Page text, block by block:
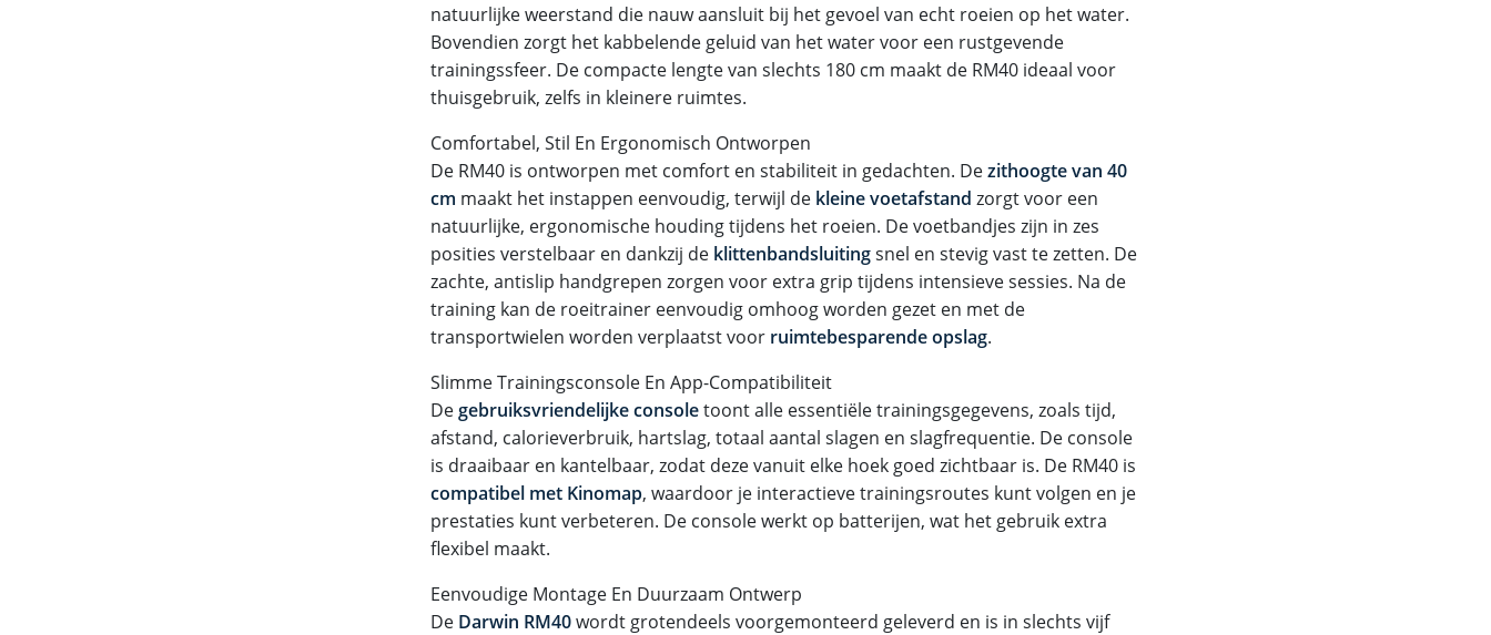
natuurlijke weerstand die nauw aansluit bij het gevoel van echt roeien op het water.
Bovendien zorgt het kabbelende geluid van het water voor een rustgevende
trainingssfeer. De compacte lengte van slechts 180 cm maakt de RM40 ideaal voor
thuisgebruik, zelfs in kleinere ruimtes.
Comfortabel, Stil En Ergonomisch Ontworpen
De RM40 is ontworpen met comfort en stabiliteit in gedachten. Dezithoogte van 40
cm maakt het instappen eenvoudig, terwijl de kleine voetafstand zorgt voor een
natuurlijke, ergonomische houding tijdens het roeien. De voetbandjes zijn in zes
posities verstelbaar en dankzij de klittenbandsluitingsnel en stevig vast te zetten. De
zachte, antislip handgrepen zorgen voor extra grip tijdens intensieve sessies. Na de
training kan de roeitrainer eenvoudig omhoog worden gezet en met de
transportwielen worden verplaatst voor ruimtebesparende opslag.
Slimme Trainingsconsole En App-Compatibiliteit
Degebruiksvriendelijke consoletoont alle essentiële trainingsgegevens, zoals tijd,
afstand, calorieverbruik, hartslag, totaal aantal slagen en slagfrequentie. De console
is draaibaar en kantelbaar, zodat deze vanuit elke hoek goed zichtbaar is. De RM40 is
compatibel met Kinomap, waardoor je interactieve trainingsroutes kunt volgen en je
prestaties kunt verbeteren. De console werkt op batterijen, wat het gebruik extra
flexibel maakt.
Eenvoudige Montage En Duurzaam Ontwerp
De Darwin RM40wordt grotendeels voorgemonteerd geleverd en is in slechts vijf